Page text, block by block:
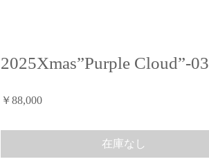
2025Xmas”Purple Cloud”-03
￥88,000価
在庫なし